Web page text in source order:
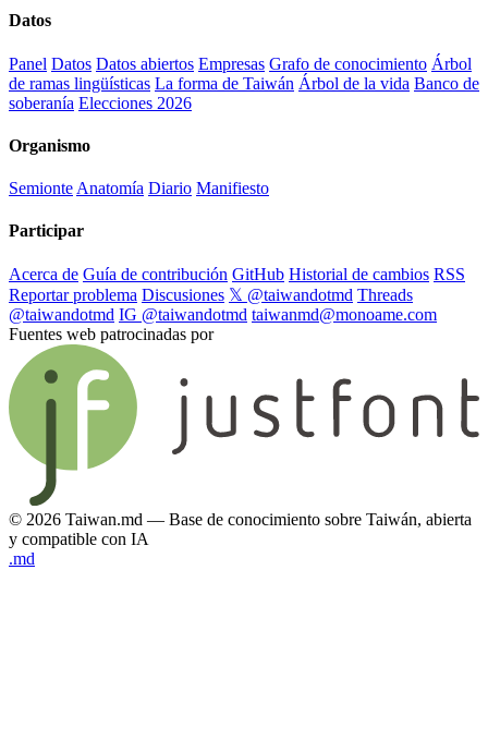
Datos
Panel Datos Datos abiertos Empresas Grafo de conocimiento Árbol
de ramas lingüísticas La forma de Taiwán Árbol de la vida Banco de
soberanía Elecciones 2026
Organismo
Semionte Anatomía Diario Manifiesto
Participar
Acerca de Guía de contribución GitHub Historial de cambios RSS
Reportar problema Discusiones 𝕏 @taiwandotmd Threads
@taiwandotmd IG @taiwandotmd taiwanmd@monoame.com
Fuentes web patrocinadas por
© 2026 Taiwan.md — Base de conocimiento sobre Taiwán, abierta
y compatible con IA
.md